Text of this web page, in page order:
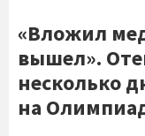
«Вложил
вышел».
несколько
на